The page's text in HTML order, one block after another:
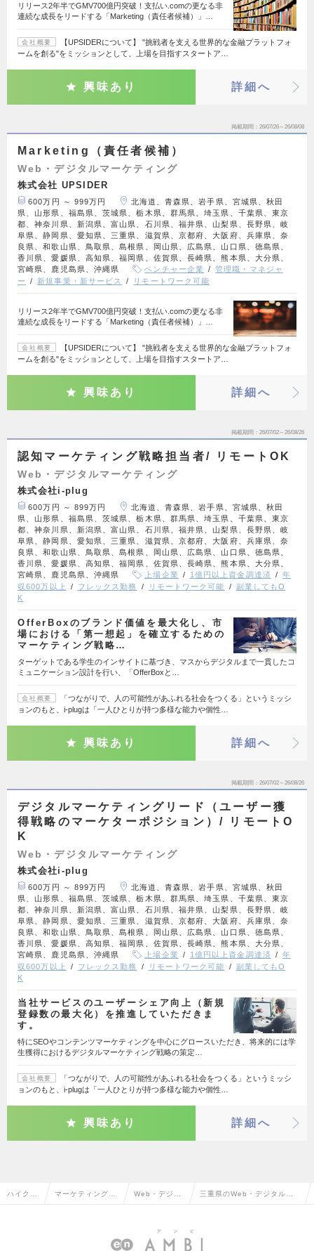
リリース2年半でGMV700億円突破！支払い.comの更なる非
連続な成長をリードする「Marketing（責任者候補）」…
会社概要
【UPSIDERについて】 "挑戦者を支える世界的な金融プラットフォ
ームを創る"をミッションとして、上場を目指すスタートア…
興味あり 詳細へ
掲載期間 26/07/26～26/08/08
Marketing（責任者候補）
Web・デジタルマーケティング
株式会社 UPSIDER
600万円 ～ 999万円
北海道、青森県、岩手県、宮城県、秋田
県、山形県、福島県、茨城県、栃木県、群馬県、埼玉県、千葉県、東京
都、神奈川県、新潟県、富山県、石川県、福井県、山梨県、長野県、岐
阜県、静岡県、愛知県、三重県、滋賀県、京都府、大阪府、兵庫県、奈
良県、和歌山県、鳥取県、島根県、岡山県、広島県、山口県、徳島県、
香川県、愛媛県、高知県、福岡県、佐賀県、長崎県、熊本県、大分県、
宮崎県、鹿児島県、沖縄県
ベンチャー企業
管理職・マネジャ
ー
新規事業・新サービス リモートワーク可能
リリース2年半でGMV700億円突破！支払い.comの更なる非
連続な成長をリードする「Marketing（責任者候補）」…
会社概要
【UPSIDERについて】 "挑戦者を支える世界的な金融プラットフォ
ームを創る"をミッションとして、上場を目指すスタートア…
興味あり 詳細へ
掲載期間 26/07/02～26/08/26
認知マーケティング戦略担当者/ リモートOK
Web・デジタルマーケティング
株式会社i-plug
600万円 ～ 899万円
北海道、青森県、岩手県、宮城県、秋田
県、山形県、福島県、茨城県、栃木県、群馬県、埼玉県、千葉県、東京
都、神奈川県、新潟県、富山県、石川県、福井県、山梨県、長野県、岐
阜県、静岡県、愛知県、三重県、滋賀県、京都府、大阪府、兵庫県、奈
良県、和歌山県、鳥取県、島根県、岡山県、広島県、山口県、徳島県、
香川県、愛媛県、高知県、福岡県、佐賀県、長崎県、熊本県、大分県、
宮崎県、鹿児島県、沖縄県
上場企業 1億円以上資金調達済
年
収600万以上
フレックス勤務 リモートワーク可能
副業してもO
K
OfferBoxのブランド価値を最大化し、市
場における「第一想起」を確立するための
マーケティング戦略…
ターゲットである学生のインサイトに基づき、マスからデジタルまで一貫したコ
ミュニケーション設計を行い、「OfferBoxと…
会社概要
「つながりで、人の可能性があふれる社会をつくる」というミッシ
ョンのもと、i-plugは「一人ひとりが持つ多様な能力や個性…
興味あり 詳細へ
掲載期間 26/07/02～26/08/26
デジタルマーケティングリード（ユーザー獲
得戦略のマーケターポジション）/ リモートO
K
Web・デジタルマーケティング
株式会社i-plug
600万円 ～ 899万円
北海道、青森県、岩手県、宮城県、秋田
県、山形県、福島県、茨城県、栃木県、群馬県、埼玉県、千葉県、東京
都、神奈川県、新潟県、富山県、石川県、福井県、山梨県、長野県、岐
阜県、静岡県、愛知県、三重県、滋賀県、京都府、大阪府、兵庫県、奈
良県、和歌山県、鳥取県、島根県、岡山県、広島県、山口県、徳島県、
香川県、愛媛県、高知県、福岡県、佐賀県、長崎県、熊本県、大分県、
宮崎県、鹿児島県、沖縄県
上場企業 1億円以上資金調達済
年
収600万以上
フレックス勤務 リモートワーク可能
副業してもO
K
当社サービスのユーザーシェア向上（新規
登録数の最大化）を推進していただきま
す。
特にSEOやコンテンツマーケティングを中心にグロースいただき、将来的には学
生獲得におけるデジタルマーケティング戦略の策定…
会社概要
「つながりで、人の可能性があふれる社会をつくる」というミッシ
ョンのもと、i-plugは「一人ひとりが持つ多様な能力や個性…
興味あり 詳細へ
ハイクラ マーケティング・ Web・デジタ
ング
三重県のWeb・デジタルマ
報一覧